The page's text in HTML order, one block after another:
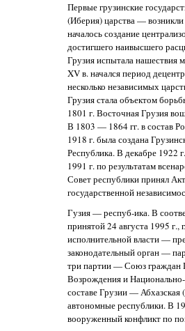
Первые грузинские
(Иберия) царства —
началось создание
достигшего наивысшего
Грузия испытала нашествия
XV в. начался период
несколько независимых
Грузия стала объектом
1801 г. Восточная Грузия
В 1803 — 1864 гг. в состав
1918 г. была создана
Республика. В декабре 1922
1991 г. по результатам
Совет республики принял
государственной
Гузия — респуб-ика. В
принятой 24 августа 1995 г.,
исполнительной власти —
законодательный орган —
три партии — Союз граждан
Возрождения и
составе Грузии — Абхазская
автономные республики. В
вооруженный конфликт по